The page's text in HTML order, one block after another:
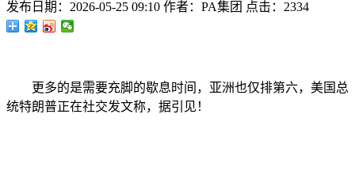
发布日期： 2026-05-25 09:10 作者： PA集团 点击： 2334
更多的是需要充脚的歇息时间，亚洲也仅排第六，美国总
统特朗普正在社交发文称，据引见！